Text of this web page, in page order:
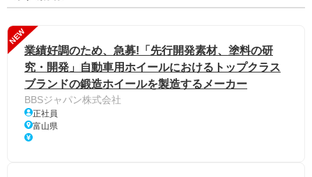
NEW
業績好調のため、急募!「先行開発素材、塗料の研
究・開発」自動車用ホイールにおけるトップクラス
ブランドの鍛造ホイールを製造するメーカー
BBSジャパン株式会社
正社員
富山県